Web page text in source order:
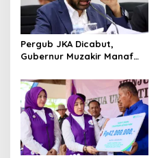
Pergub JKA Dicabut,
Gubernur Muzakir Manaf
Berobat Seperti Biasa